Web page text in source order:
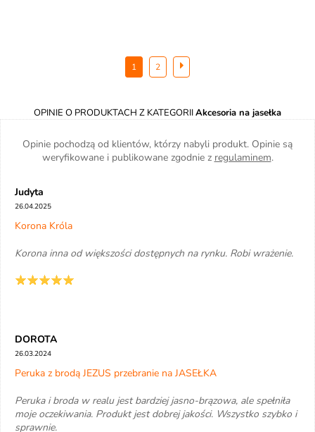
1 2
OPINIE O PRODUKTACH Z KATEGORIIAkcesoria na jasełka
Opinie pochodzą od klientów, którzy nabyli produkt. Opinie są
weryfikowane i publikowane zgodnie z regulaminem.
Judyta
26.04.2025
Korona Króla
Korona inna od większości dostępnych na rynku. Robi wrażenie.
DOROTA
26.03.2024
Peruka z brodą JEZUS przebranie na JASEŁKA
Peruka i broda w realu jest bardziej jasno-brązowa, ale spełniła
moje oczekiwania. Produkt jest dobrej jakości. Wszystko szybko i
sprawnie.